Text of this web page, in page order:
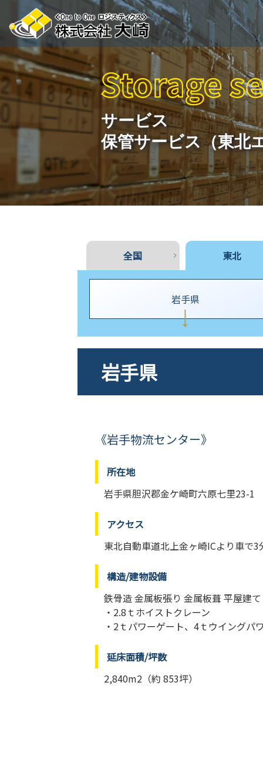
サービス
保管サービス（東北
全国 東北
岩手県
岩手県
《岩手物流センター》
所在地
岩手県胆沢郡金ケ崎町六原七里23-1
アクセス
東北自動車道北上金ヶ崎ICより車で3
構造/建物設備
鉄骨造 金属板張り 金属板葺 平屋建て
・2.8ｔホイストクレーン
・2ｔパワーゲート、4ｔウイングパ
延床面積/坪数
2,840m2（約 853坪）